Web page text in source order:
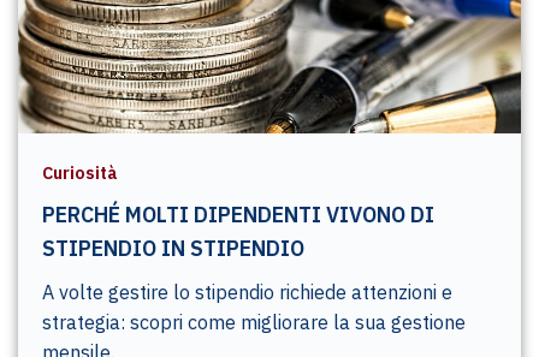
Curiosità
PERCHÉ MOLTI DIPENDENTI VIVONO DI
STIPENDIO IN STIPENDIO
A volte gestire lo stipendio richiede attenzioni e
strategia: scopri come migliorare la sua gestione